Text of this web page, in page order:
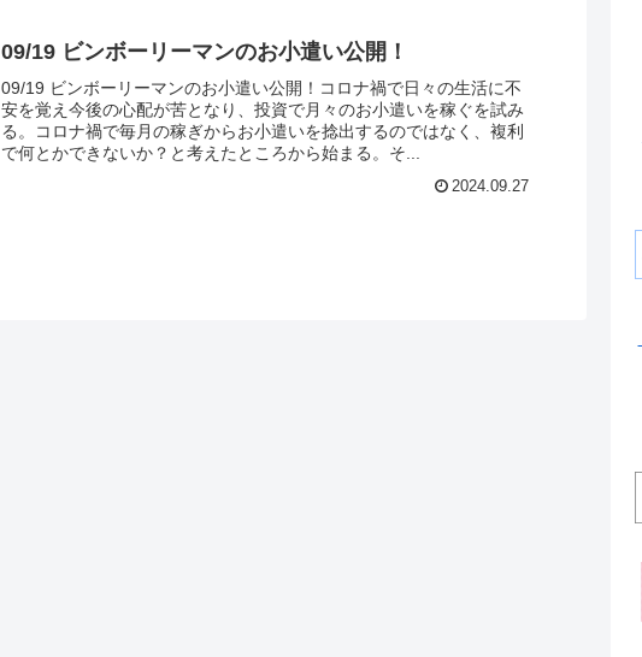
09/19 ビンボーリーマンのお小遣い公開！
09/19 ビンボーリーマンのお小遣い公開！コロナ禍で日々の生活に不
安を覚え今後の心配が苦となり、投資で月々のお小遣いを稼ぐを試み
る。コロナ禍で毎月の稼ぎからお小遣いを捻出するのではなく、複利
で何とかできないか？と考えたところから始まる。そ...
2024.09.27